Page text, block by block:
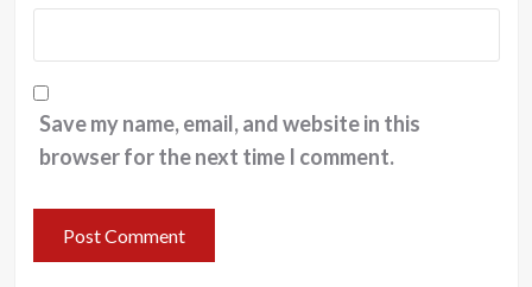
Save my name, email, and website in this
browser for the next time I comment.